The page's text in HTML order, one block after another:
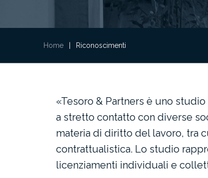
Home Riconoscimenti
«Tesoro & Partners è uno
a stretto contatto con diverse
materia di diritto del lavoro, tra
contrattualistica. Lo studio
licenziamenti individuali e